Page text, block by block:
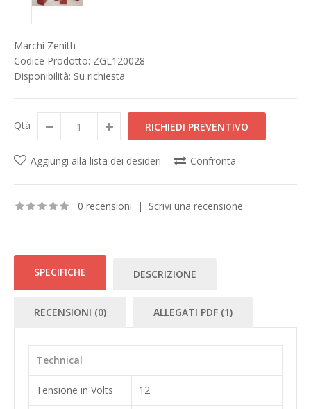
Marchi Zenith
Codice Prodotto: ZGL120028
Disponibilità: Su richiesta
Qtà
Aggiungi alla lista dei desideri Confronta
0 recensioni | Scrivi una recensione
SPECIFICHE DESCRIZIONE
RECENSIONI (0) ALLEGATI PDF (1)
Technical
Tensione in Volts 12